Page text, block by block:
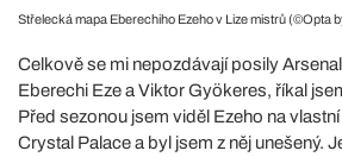
Střelecká mapa Eberechiho Ezeho v Lize mistrů (©Opta
Celkově se mi nepozdávají posily
Eberechi Eze a Viktor Gyökeres, říkal
Před sezonou jsem viděl Ezeho na
Crystal Palace a byl jsem z něj unešený.